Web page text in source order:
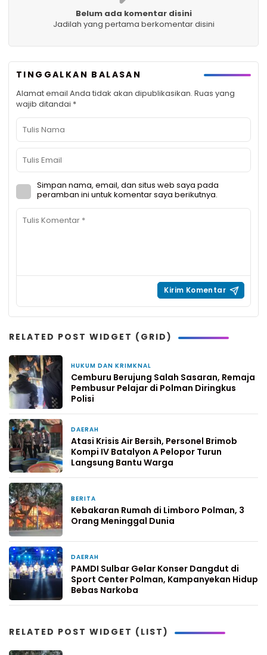
Belum ada komentar disini
Jadilah yang pertama berkomentar disini
TINGGALKAN BALASAN
Alamat email Anda tidak akan dipublikasikan. Ruas yang
wajib ditandai *
Simpan nama, email, dan situs web saya pada
peramban ini untuk komentar saya berikutnya.
RELATED POST WIDGET (GRID)
HUKUM DAN KRIMKNAL
Cemburu Berujung Salah Sasaran, Remaja
Pembusur Pelajar di Polman Diringkus
Polisi
DAERAH
Atasi Krisis Air Bersih, Personel Brimob
Kompi IV Batalyon A Pelopor Turun
Langsung Bantu Warga
BERITA
Kebakaran Rumah di Limboro Polman, 3
Orang Meninggal Dunia
DAERAH
PAMDI Sulbar Gelar Konser Dangdut di
Sport Center Polman, Kampanyekan Hidup
Bebas Narkoba
RELATED POST WIDGET (LIST)